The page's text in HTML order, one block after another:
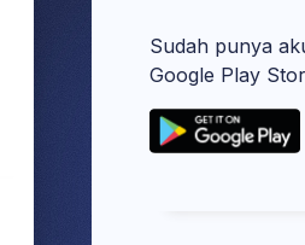
Sudah punya
Google Play